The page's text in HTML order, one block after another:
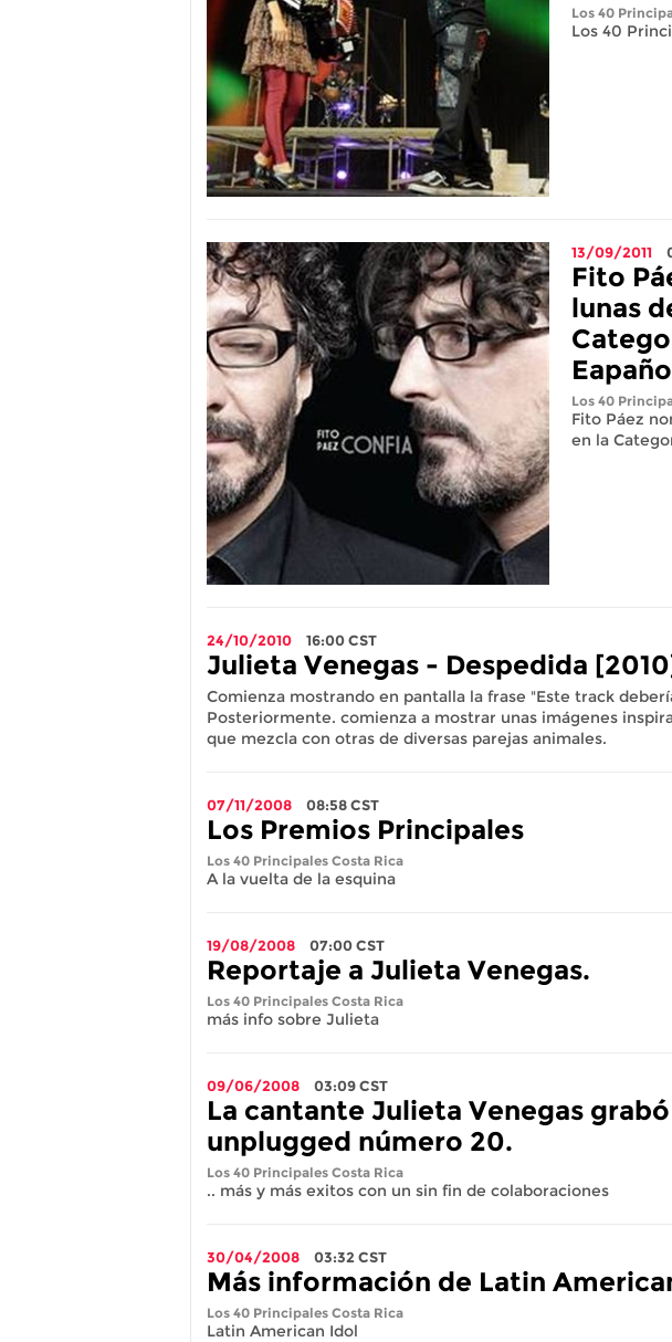
Los 40
Los 40
13/09/2011
Fito
lunas
Los 40
Fito Páez
en la
24/10/2010 16:00CST
Julieta Venegas - Despedida
Comienza mostrando en pantalla la frase "Este track
Posteriormente. comienza a mostrar unas imágenes
que mezcla con otras de diversas parejas animales.
07/11/2008 08:58CST
Los Premios Principales
Los 40 Principales Costa Rica
A la vuelta de la esquina
19/08/2008 07:00CST
Reportaje a Julieta Venegas.
Los 40 Principales Costa Rica
más info sobre Julieta
09/06/2008 03:09CST
La cantante Julieta Venegas
unplugged número 20.
Los 40 Principales Costa Rica
.. más y más exitos con un sin fin de colaboraciones
30/04/2008 03:32 CST
Más información de Latin
Los 40 Principales Costa Rica
Latin American Idol